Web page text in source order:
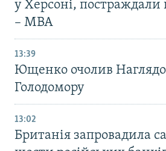
у Херсоні, постраждали
– МВА
13:39
Ющенко очолив
Голодомору
13:02
Британія запровадила